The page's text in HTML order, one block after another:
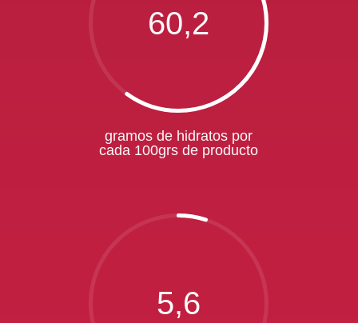
60,2
gramos de hidratos por
cada 100grs de producto
5,6